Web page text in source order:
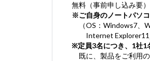
無料（事前申し込み要）
※ご自身のノートパソコ
（OS：Windows7、
Internet Explorer11／
※定員3名につき、1社1
既に、製品をご利用のお